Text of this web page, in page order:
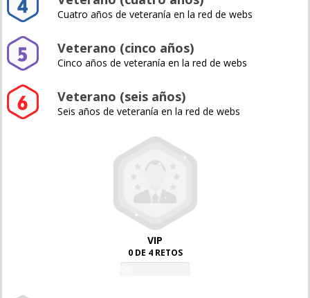
Cuatro años de veteranía en la red de webs
Veterano (cinco años)
Cinco años de veteranía en la red de webs
Veterano (seis años)
Seis años de veteranía en la red de webs
VIP
0 DE 4 RETOS